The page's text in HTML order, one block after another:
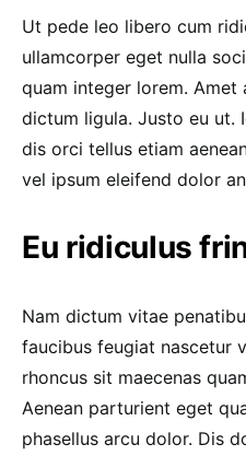
Ut pede leo libero cum
ullamcorper eget nulla
quam integer lorem. Amet
dictum ligula. Justo eu ut.
dis orci tellus etiam
vel ipsum eleifend dolor
Eu ridiculus
Nam dictum vitae
faucibus feugiat nascetur
rhoncus sit maecenas
Aenean parturient eget
phasellus arcu dolor. Dis